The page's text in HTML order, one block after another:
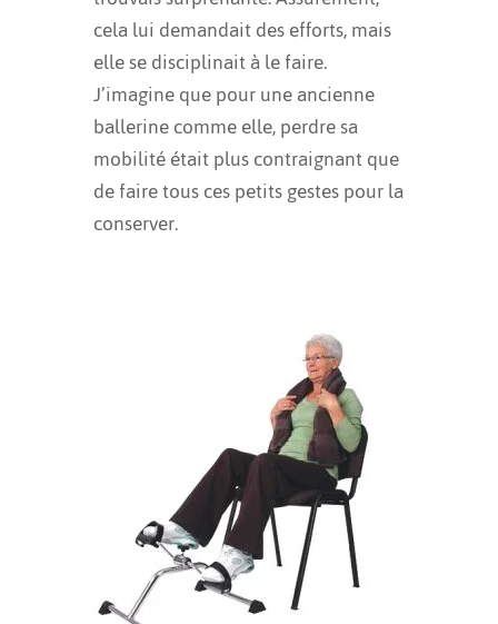
cela lui demandait des efforts, mais
elle se disciplinait à le faire.
J’imagine que pour une ancienne
ballerine comme elle, perdre sa
mobilité était plus contraignant que
de faire tous ces petits gestes pour la
conserver.